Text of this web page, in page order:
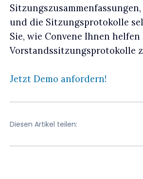
und die Sitzungsprotokolle
Sie, wie Convene Ihnen
Vorstandssitzungsprotokolle
Jetzt Demo anfordern!
Diesen Artikel teilen: